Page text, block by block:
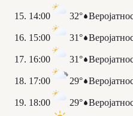
14:00 32°
15:00 31°
16:00 31°
17:00 29°
18:00 29°